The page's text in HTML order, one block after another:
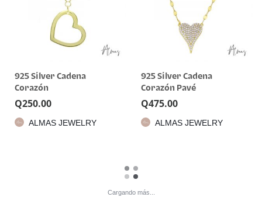
925 Silver Cadena
Corazón
Q250.00
ALMAS JEWELRY
925 Silver Cadena
Corazón Pavé
Q475.00
ALMAS JEWELRY
Cargando más...